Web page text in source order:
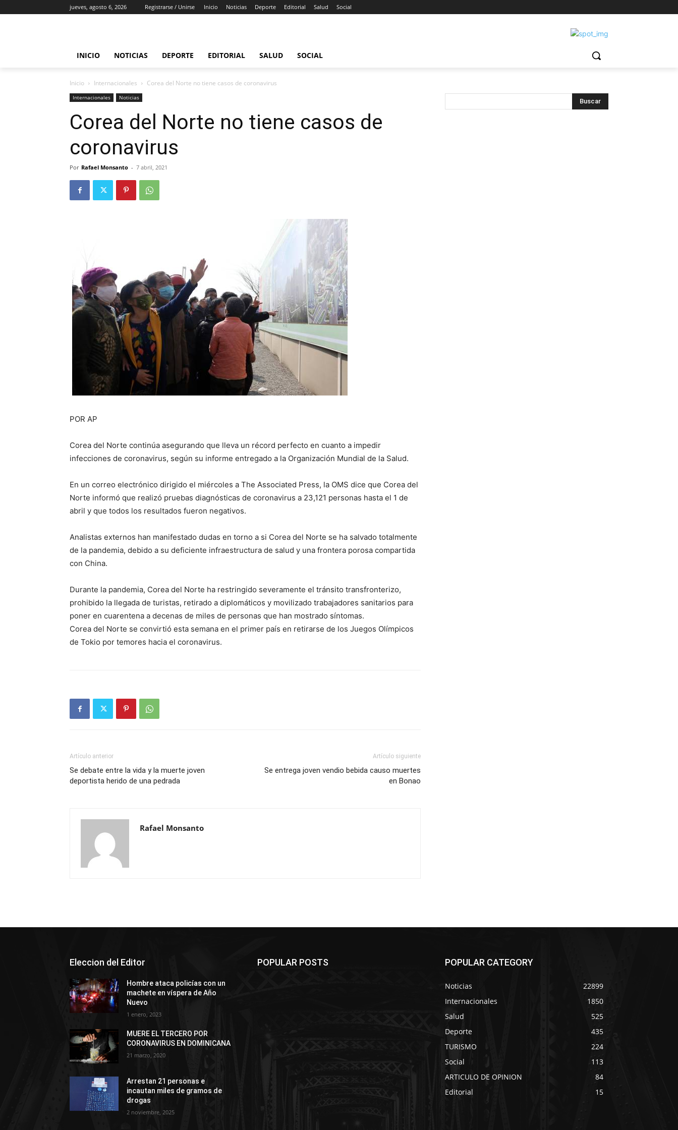
jueves, agosto 6, 2026 Registrarse / Unirse Inicio Noticias Deporte Editorial Salud Social
INICIO NOTICIAS DEPORTE EDITORIAL SALUD SOCIAL
Inicio Internacionales Corea del Norte no tiene casos de coronavirus
Internacionales Noticias
Corea del Norte no tiene casos de
coronavirus
Por Rafael Monsanto - 7 abril, 2021
POR AP
Corea del Norte continúa asegurando que lleva un récord perfecto en cuanto a impedir
infecciones de coronavirus, según su informe entregado a la Organización Mundial de la Salud.
En un correo electrónico dirigido el miércoles a The Associated Press, la OMS dice que Corea del
Norte informó que realizó pruebas diagnósticas de coronavirus a 23,121 personas hasta el 1 de
abril y que todos los resultados fueron negativos.
Analistas externos han manifestado dudas en torno a si Corea del Norte se ha salvado totalmente
de la pandemia, debido a su deficiente infraestructura de salud y una frontera porosa compartida
con China.
Durante la pandemia, Corea del Norte ha restringido severamente el tránsito transfronterizo,
prohibido la llegada de turistas, retirado a diplomáticos y movilizado trabajadores sanitarios para
poner en cuarentena a decenas de miles de personas que han mostrado síntomas.
Corea del Norte se convirtió esta semana en el primer país en retirarse de los Juegos Olímpicos
de Tokio por temores hacia el coronavirus.
Artículo anterior
Se debate entre la vida y la muerte joven
deportista herido de una pedrada
Artículo siguiente
Se entrega joven vendio bebida causo muertes
en Bonao
Rafael Monsanto
Eleccion del Editor
Hombre ataca policías con un
machete en víspera de Año
Nuevo
1 enero, 2023
MUERE EL TERCERO POR
CORONAVIRUS EN DOMINICANA
21 marzo, 2020
Arrestan 21 personas e
incautan miles de gramos de
drogas
2 noviembre, 2025
POPULAR POSTS POPULAR CATEGORY
Noticias
22899
Internacionales
1850
Salud
525
Deporte
435
TURISMO
224
Social
113
ARTICULO DE OPINION
84
Editorial
15